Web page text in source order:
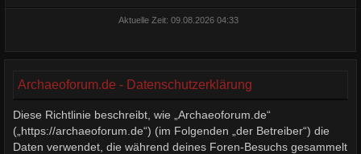
Aktuelle Zeit: 09.08.2026 04:33
Archaeoforum.de - Datenschutzerklärung
Diese Richtlinie beschreibt, wie „Archaeoforum.de“
(„https://archaeoforum.de“) (im Folgenden „der Betreiber“) die
Daten verwendet, die während deines Foren-Besuchs gesammelt